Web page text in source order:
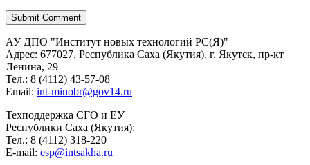
АУ ДПО "Институт новых технологий РС(Я)"
Адрес: 677027, Республика Саха (Якутия), г. Якутск, пр-кт
Ленина, 29
Тел.: 8 (4112) 43-57-08
Email: int-minobr@gov14.ru
Техподдержка СГО и ЕУ
Республики Саха (Якутия):
Тел.: 8 (4112) 318-220
E-mail: esp@intsakha.ru